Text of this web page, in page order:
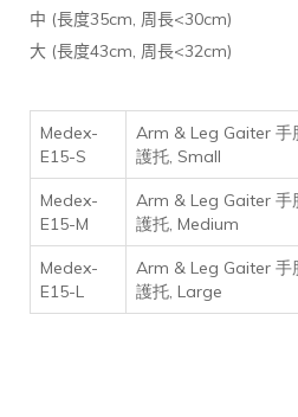
中 (長度35cm, 周長<30cm)
大 (長度43cm, 周長<32cm)
Medex-
E15-S
Arm & Leg Gaiter 手
護托, Small
Medex-
E15-M
Arm & Leg Gaiter 手
護托, Medium
Medex-
E15-L
Arm & Leg Gaiter 手
護托, Large